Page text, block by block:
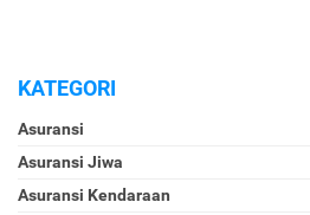
KATEGORI
Asuransi
Asuransi Jiwa
Asuransi Kendaraan